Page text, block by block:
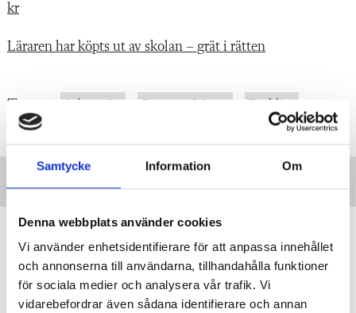
Samtycke Information Om
Denna webbplats använder cookies
Vi använder enhetsidentifierare för att anpassa innehållet
och annonserna till användarna, tillhandahålla funktioner
för sociala medier och analysera vår trafik. Vi
vidarebefordrar även sådana identifierare och annan
kr
Läraren har köpts ut av skolan – grät i rätten
Taggar:
”Vi lovar behöriga lärare i varje
klassrum”
Centerpartiets tioåriga plan: